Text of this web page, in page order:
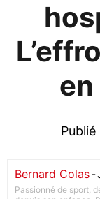
Bernard Colas-
Passionné de sport,